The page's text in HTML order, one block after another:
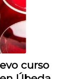
curso